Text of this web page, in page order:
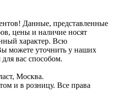
Данные, представленные
цены и наличие носят
характер. Всю
можете уточнить у наших
вас способом.
Москва.
и в розницу. Все права